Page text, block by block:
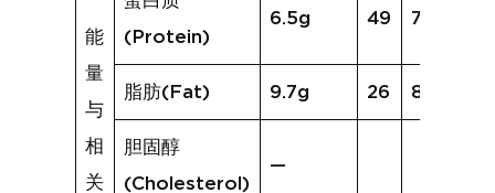
能
量
与
相
关
(Protein)
6.5g 49 7.7g
脂肪(Fat) 9.7g 26 8.9g
胆固醇
(Cholesterol)
—